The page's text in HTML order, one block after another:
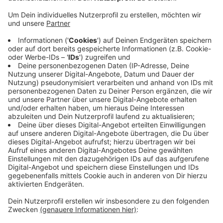
Anzeige
Zusammen mit einem Brandsachevrständigen haben
sich die Ermittler am Freitag (20.01.) den Brandort
genauer angeschaut. Demnach könne eine vorsätzliche
Brandstiftung ausgeschlossen werden. Der Rohbau
der Kita an der Stadionstraße hatte in der Nacht auf
Donnerstag gebrannt. Durch die Flammen wurden das
Dach und die Fassadenwand des Kita-Rohbaus
beschädigt. Die Löscharbeiten dauerten mehrere
Stunden.
Anzeige